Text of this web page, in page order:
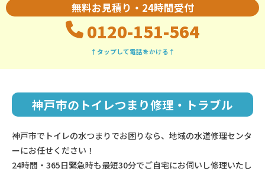
無料お見積り・24時間受付
0120-151-564
↑タップして電話をかける↑
神戸市のトイレつまり修理・トラブル
神戸市でトイレの水つまりでお困りなら、地域の水道修理センタ
ーにお任せください！
24時間・365日緊急時も最短30分でご自宅にお伺いし修理いたし